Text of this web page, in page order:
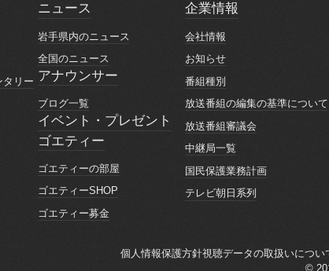
タリー
リー
ニュース
ニュース
岩手県内のニュース
岩手県内のニュース
全国のニュース
全国のニュース
アナウンサー
アナウンサー
ブログ一覧
ブログ一覧
イベント・プレゼント
イベント・プレゼント
ゴエティー
ゴエティー
ゴエティーの部屋
ゴエティーの部屋
ゴエティーSHOP
ゴエティーSHOP
ゴエティー募金
企業情報
企業情報
会社情報
会社情報
お知らせ
お知らせ
番組種別
番組種別
放送番組の編集の基準について
放送番組の編集の基準について
放送番組審議会
放送番組審議会
中継局一覧
中継局一覧
国民保護業務計画
国民保護業務計画
テレビ朝日系列
個人情報保護方針視聴データの取扱いについ
視聴データの取扱いについ
©